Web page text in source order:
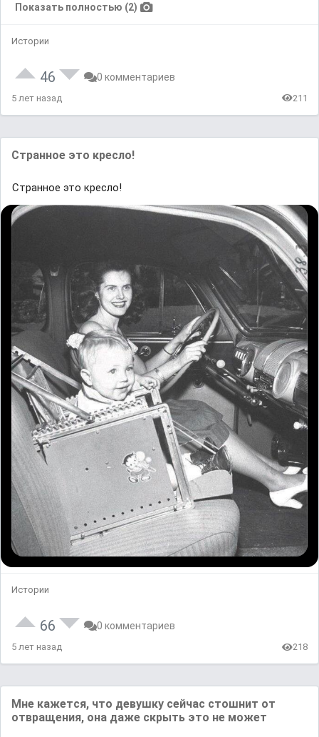
Показать полностью (2)
Истории
46 0 комментариев
5 лет назад 211
Странное это кресло!
Странное это кресло!
Истории
66 0 комментариев
5 лет назад 218
Мне кажется, что девушку сейчас стошнит от
отвращения, она даже скрыть это не может